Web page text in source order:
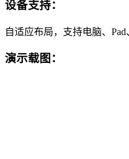
设备支持：
自适应布局，支持电脑、
演示载图：